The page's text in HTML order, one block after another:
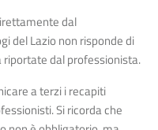
dal
del Lazio non risponde di
dal professionista.
a terzi i recapiti
Si ricorda che